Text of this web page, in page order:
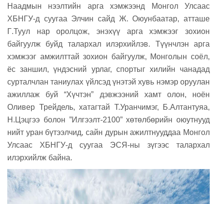
Наадмын нээлтийн арга хэмжээнд Монгол Улсаас
ХБНГУ-д суугаа Элчин сайд Ж. Оюунбаатар, атташе
Г.Туул нар оролцож, энэхүү арга хэмжээг
зохион
байгуулж буйд талархал илэрхийлэв. Түүнчлэн арга
хэмжээг амжилттай зохион байгуулж, Монголын соёл,
ёс заншил, үндэсний урлаг, спортыг хилийн чанадад
сурталчлан таниулах үйлсэд үнэтэй хувь нэмэр оруулан
ажиллаж буй“Хүчтэн” дэвжээний хамт олон, ноён
Оливер Трейдель, хатагтай Т.Уранчимэг, Б.Алтантуяа,
Н .Цэцгээ болон ”Илгээлт-2100” хөтөлбөрийн оюутнууд
нийт уран бүтээлчид, сайн дурын ажилтнууддаа Монгол
Улсаас ХБНГУ-д суугаа ЭСЯ-ны зүгээс талархал
илэрхийлж байна.